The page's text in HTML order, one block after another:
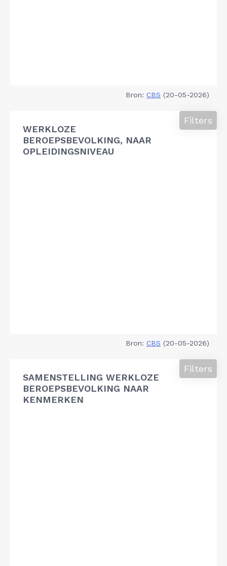
Bron: CBS (20-05-2026)
WERKLOZE
BEROEPSBEVOLKING, NAAR
OPLEIDINGSNIVEAU
Filters
Bron: CBS (20-05-2026)
SAMENSTELLING WERKLOZE
BEROEPSBEVOLKING NAAR
KENMERKEN
Filters